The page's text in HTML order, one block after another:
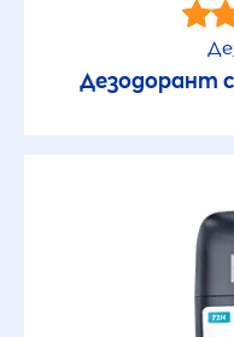
Дезодорант